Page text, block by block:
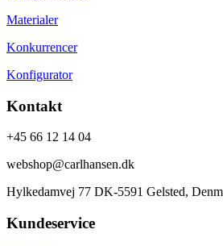
Materialer
Konkurrencer
Konfigurator
Kontakt
+45 66 12 14 04
webshop@carlhansen.dk
Hylkedamvej 77 DK-5591 Gelsted,
Kundeservice